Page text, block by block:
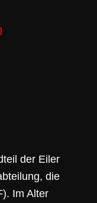
der Eiler
die
Im Alter